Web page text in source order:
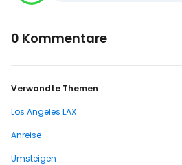
0 Kommentare
Verwandte Themen
Los Angeles LAX
Anreise
Umsteigen